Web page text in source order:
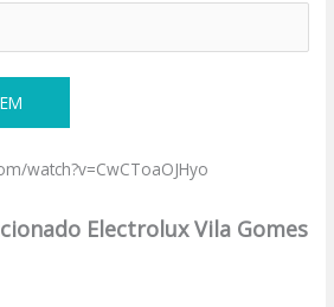
watch?v=CwCToaOJHyo
Electrolux Vila Gomes